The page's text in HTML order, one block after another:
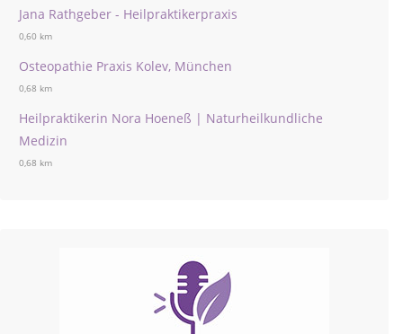
Jana Rathgeber - Heilpraktikerpraxis
0,60 km
Osteopathie Praxis Kolev, München
0,68 km
Heilpraktikerin Nora Hoeneß | Naturheilkundliche
Medizin
0,68 km